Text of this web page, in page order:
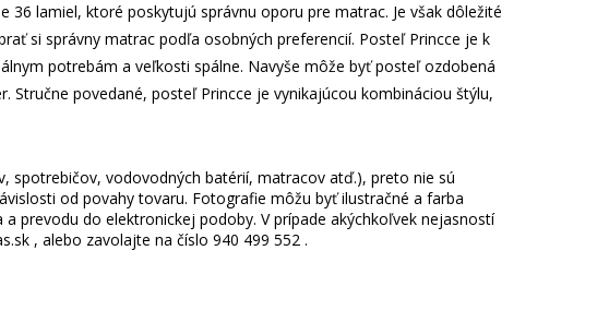
lamiel, ktoré poskytujú správnu oporu pre matrac. Je však dôležité
si správny matrac podľa osobných preferencií. Posteľ Princce je k
potrebám a veľkosti spálne. Navyše môže byť posteľ ozdobená
povedané, posteľ Princce je vynikajúcou kombináciou štýlu,
spotrebičov, vodovodných batérií, matracov atď.), preto nie sú
od povahy tovaru. Fotografie môžu byť ilustračné a farba
prevodu do elektronickej podoby. V prípade akýchkoľvek nejasností
, alebo zavolajte na číslo 940 499 552 .